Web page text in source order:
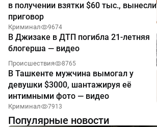
в получении взятки $60 тыс., вынесли
приговор
Криминал 9674
В Джизаке в ДТП погибла 21-летняя
блогерша — видео
Происшествия 8765
В Ташкенте мужчина вымогал у
девушки $3000, шантажируя её
интимными фото — видео
Криминал 7913
Популярные новости